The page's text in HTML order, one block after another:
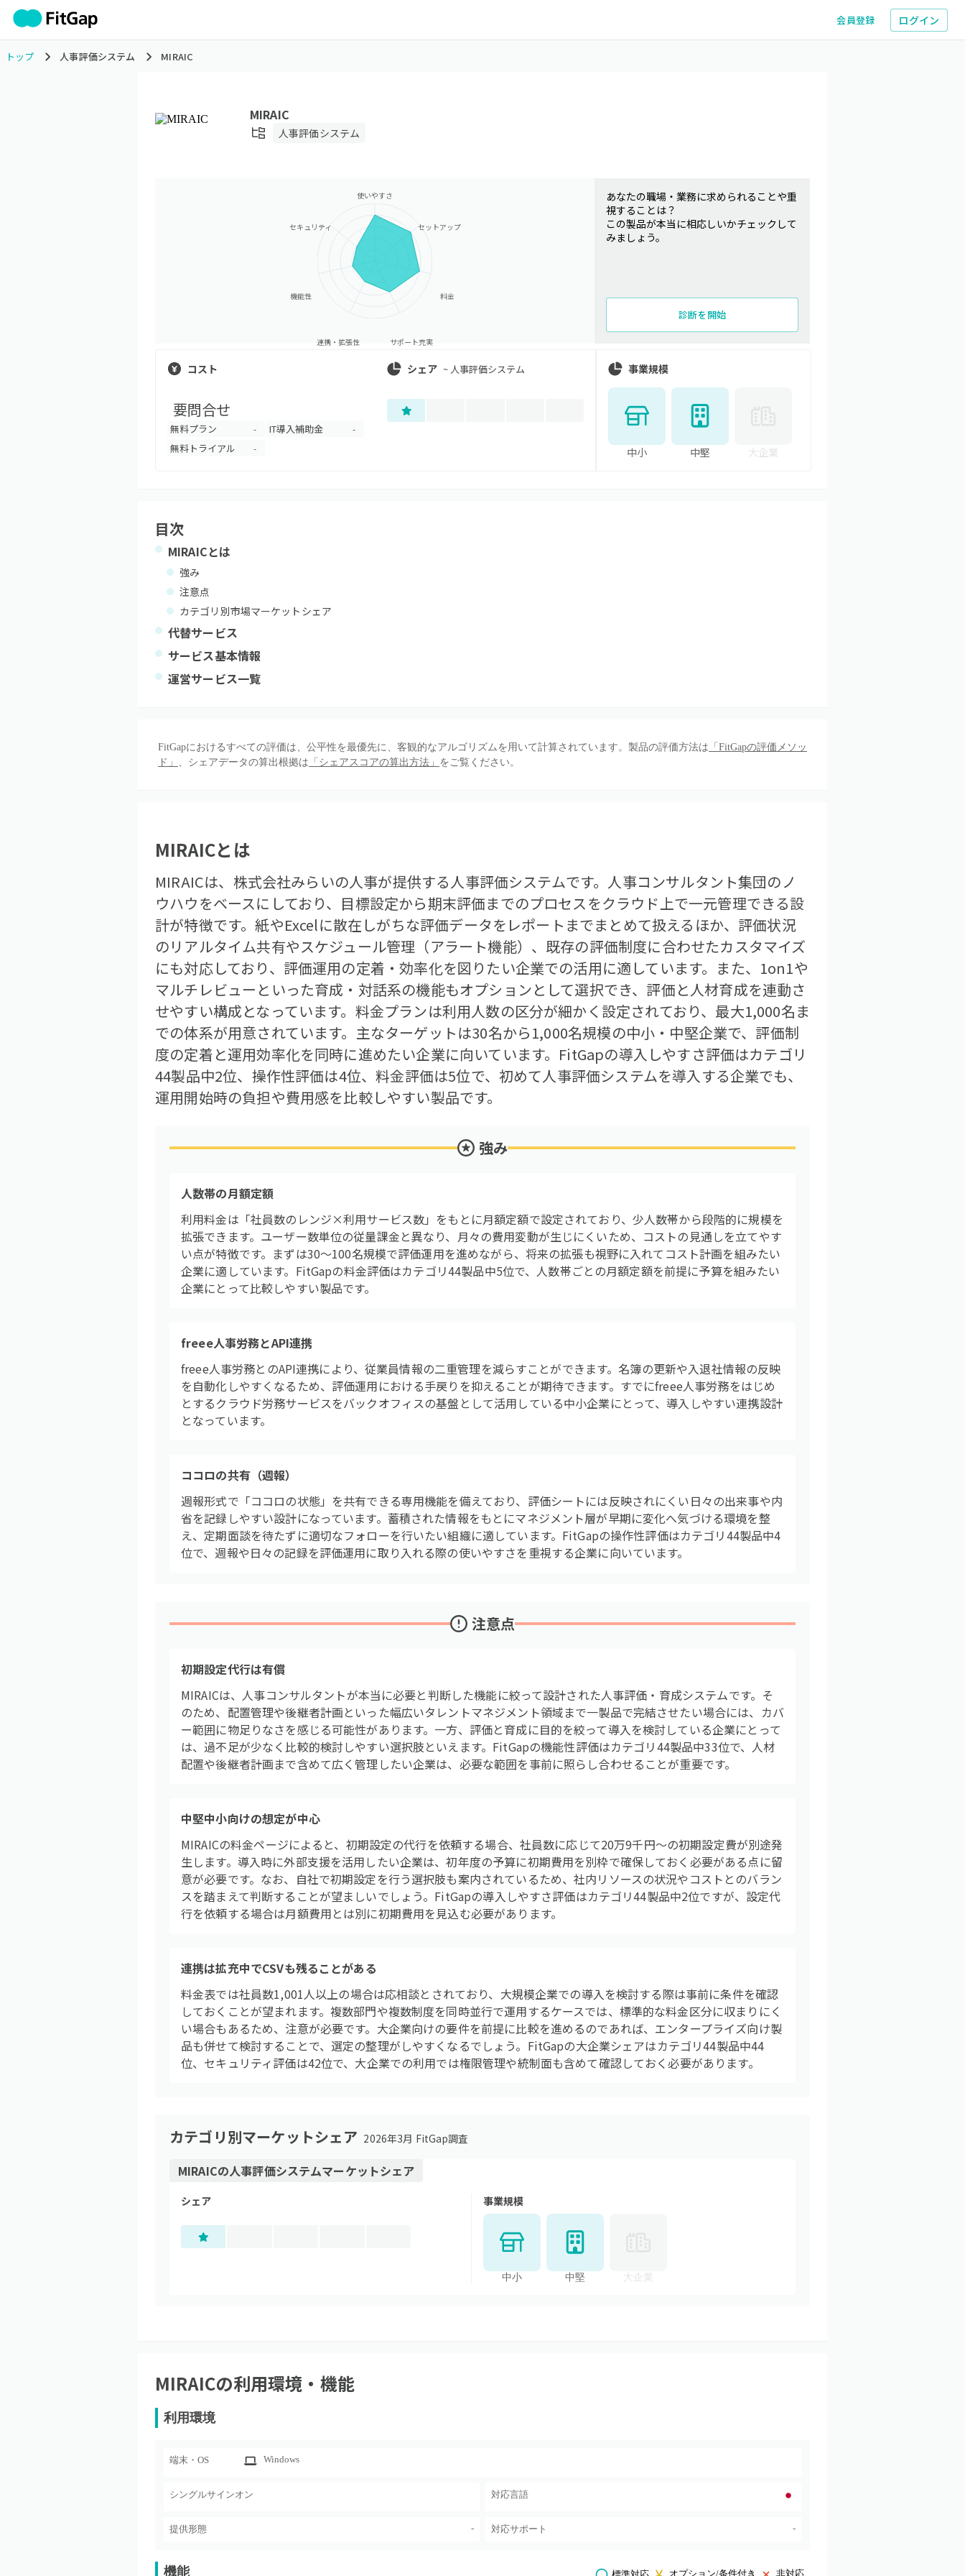
会員登録 ログイン
トップ 人事評価システム MIRAIC
MIRAIC
人事評価システム
使いやすさ
セットアップ
料金
サポート充実
連携・拡張性
機能性
セキュリティ
あなたの職場・業務に求められることや重
視することは？
この製品が本当に相応しいかチェックして
みましょう。
診断を開始
コスト
要問合せ
無料プラン - IT導入補助金 -
無料トライアル -
シェア ~ 人事評価システム 事業規模
中小 中堅 大企業
目次
MIRAICとは
強み
注意点
カテゴリ別市場マーケットシェア
代替サービス
サービス基本情報
運営サービス一覧
FitGapにおけるすべての評価は、公平性を最優先に、客観的なアルゴリズムを用いて計算されています。製品の評価方法は 「FitGapの評価メソッ
ド」 、シェアデータの算出根拠は 「シェアスコアの算出方法」 をご覧ください。
MIRAICとは
MIRAICは、株式会社みらいの人事が提供する人事評価システムです。人事コンサルタント集団のノ
ウハウをベースにしており、目標設定から期末評価までのプロセスをクラウド上で一元管理できる設
計が特徴です。紙やExcelに散在しがちな評価データをレポートまでまとめて扱えるほか、評価状況
のリアルタイム共有やスケジュール管理（アラート機能）、既存の評価制度に合わせたカスタマイズ
にも対応しており、評価運用の定着・効率化を図りたい企業での活用に適しています。また、1on1や
マルチレビューといった育成・対話系の機能もオプションとして選択でき、評価と人材育成を連動さ
せやすい構成となっています。料金プランは利用人数の区分が細かく設定されており、最大1,000名ま
での体系が用意されています。主なターゲットは30名から1,000名規模の中小・中堅企業で、評価制
度の定着と運用効率化を同時に進めたい企業に向いています。FitGapの導入しやすさ評価はカテゴリ
44製品中2位、操作性評価は4位、料金評価は5位で、初めて人事評価システムを導入する企業でも、
運用開始時の負担や費用感を比較しやすい製品です。
強み
人数帯の月額定額
利用料金は「社員数のレンジ×利用サービス数」をもとに月額定額で設定されており、少人数帯から段階的に規模を
拡張できます。ユーザー数単位の従量課金と異なり、月々の費用変動が生じにくいため、コストの見通しを立てやす
い点が特徴です。まずは30〜100名規模で評価運用を進めながら、将来の拡張も視野に入れてコスト計画を組みたい
企業に適しています。FitGapの料金評価はカテゴリ44製品中5位で、人数帯ごとの月額定額を前提に予算を組みたい
企業にとって比較しやすい製品です。
freee人事労務とAPI連携
freee人事労務とのAPI連携により、従業員情報の二重管理を減らすことができます。名簿の更新や入退社情報の反映
を自動化しやすくなるため、評価運用における手戻りを抑えることが期待できます。すでにfreee人事労務をはじめ
とするクラウド労務サービスをバックオフィスの基盤として活用している中小企業にとって、導入しやすい連携設計
となっています。
ココロの共有（週報）
週報形式で「ココロの状態」を共有できる専用機能を備えており、評価シートには反映されにくい日々の出来事や内
省を記録しやすい設計になっています。蓄積された情報をもとにマネジメント層が早期に変化へ気づける環境を整
え、定期面談を待たずに適切なフォローを行いたい組織に適しています。FitGapの操作性評価はカテゴリ44製品中4
位で、週報や日々の記録を評価運用に取り入れる際の使いやすさを重視する企業に向いています。
注意点
初期設定代行は有償
MIRAICは、人事コンサルタントが本当に必要と判断した機能に絞って設計された人事評価・育成システムです。そ
のため、配置管理や後継者計画といった幅広いタレントマネジメント領域まで一製品で完結させたい場合には、カバ
ー範囲に物足りなさを感じる可能性があります。一方、評価と育成に目的を絞って導入を検討している企業にとって
は、過不足が少なく比較的検討しやすい選択肢といえます。FitGapの機能性評価はカテゴリ44製品中33位で、人材
配置や後継者計画まで含めて広く管理したい企業は、必要な範囲を事前に照らし合わせることが重要です。
中堅中小向けの想定が中心
MIRAICの料金ページによると、初期設定の代行を依頼する場合、社員数に応じて20万9千円〜の初期設定費が別途発
生します。導入時に外部支援を活用したい企業は、初年度の予算に初期費用を別枠で確保しておく必要がある点に留
意が必要です。なお、自社で初期設定を行う選択肢も案内されているため、社内リソースの状況やコストとのバラン
スを踏まえて判断することが望ましいでしょう。FitGapの導入しやすさ評価はカテゴリ44製品中2位ですが、設定代
行を依頼する場合は月額費用とは別に初期費用を見込む必要があります。
連携は拡充中でCSVも残ることがある
料金表では社員数1,001人以上の場合は応相談とされており、大規模企業での導入を検討する際は事前に条件を確認
しておくことが望まれます。複数部門や複数制度を同時並行で運用するケースでは、標準的な料金区分に収まりにく
い場合もあるため、注意が必要です。大企業向けの要件を前提に比較を進めるのであれば、エンタープライズ向け製
品も併せて検討することで、選定の整理がしやすくなるでしょう。FitGapの大企業シェアはカテゴリ44製品中44
位、セキュリティ評価は42位で、大企業での利用では権限管理や統制面も含めて確認しておく必要があります。
カテゴリ別マーケットシェア 2026年3月 FitGap調査
MIRAICの人事評価システムマーケットシェア
シェア 事業規模
中小 中堅 大企業
MIRAICの利用環境・機能
利用環境
端末・OS Windows
シングルサインオン 対応言語
提供形態 - 対応サポート -
機能 オプション/条件付き 非対応